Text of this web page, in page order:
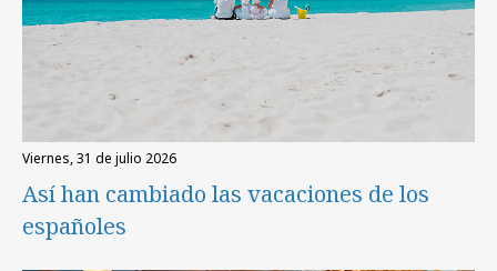
viernes, 31 de julio 2026
Así han cambiado las vacaciones de los
españoles